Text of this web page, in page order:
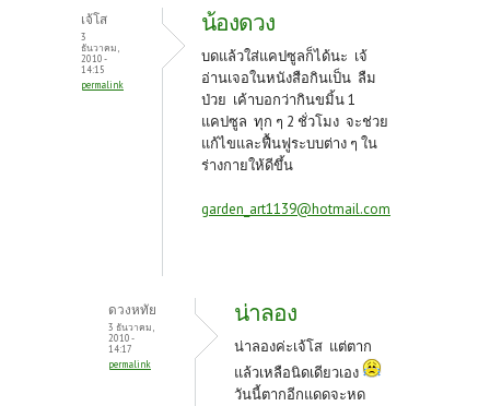
เจ้โส
3
ธันวาคม,
2010 -
14:15
permalink
น้องดวง
บดแล้วใส่แคปซูลก็ได้นะ เจ้
อ่านเจอในหนังสือกินเป็น ลืม
ป่วย เค้าบอกว่ากินขมิ้น 1
แคปซูล ทุก ๆ 2 ชั่วโมง จะช่วย
แก้ไขและฟื้นฟูระบบต่าง ๆ ใน
ร่างกายให้ดีขึ้น
garden_art1139@hotmail.com
ดวงหทัย
3 ธันวาคม,
2010 -
14:17
permalink
น่าลอง
น่าลองค่ะเจ้โส แต่ตาก
แล้วเหลือนิดเดียวเอง
วันนี้ตากอีกแดดจะหด